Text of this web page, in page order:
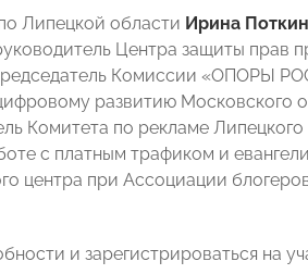
Липецкой области Ирина
Центра защиты прав
Комиссии «ОПОРЫ
развитию Московского
Комитета по рекламе Липецкого
с платным трафиком и
центра при Ассоциации
и зарегистрироваться на